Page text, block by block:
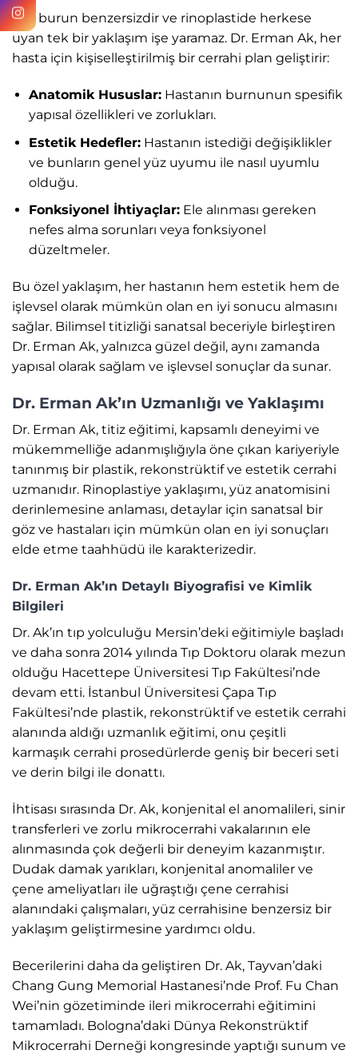
Her burun benzersizdir ve rinoplastide herkese
uyan tek bir yaklaşım işe yaramaz. Dr. Erman Ak, her
hasta için kişiselleştirilmiş bir cerrahi plan geliştirir:
Anatomik Hususlar:Hastanın burnunun spesifik
yapısal özellikleri ve zorlukları.
Estetik Hedefler:Hastanın istediği değişiklikler
ve bunların genel yüz uyumu ile nasıl uyumlu
olduğu.
Fonksiyonel İhtiyaçlar:Ele alınması gereken
nefes alma sorunları veya fonksiyonel
düzeltmeler.
Bu özel yaklaşım, her hastanın hem estetik hem de
işlevsel olarak mümkün olan en iyi sonucu almasını
sağlar. Bilimsel titizliği sanatsal beceriyle birleştiren
Dr. Erman Ak, yalnızca güzel değil, aynı zamanda
yapısal olarak sağlam ve işlevsel sonuçlar da sunar.
Dr. Erman Ak’ın Uzmanlığı ve Yaklaşımı
Dr. Erman Ak, titiz eğitimi, kapsamlı deneyimi ve
mükemmelliğe adanmışlığıyla öne çıkan kariyeriyle
tanınmış bir plastik, rekonstrüktif ve estetik cerrahi
uzmanıdır. Rinoplastiye yaklaşımı, yüz anatomisini
derinlemesine anlaması, detaylar için sanatsal bir
göz ve hastaları için mümkün olan en iyi sonuçları
elde etme taahhüdü ile karakterizedir.
Dr. Erman Ak’ın Detaylı Biyografisi ve Kimlik
Bilgileri
Dr. Ak’ın tıp yolculuğu Mersin’deki eğitimiyle başladı
ve daha sonra 2014 yılında Tıp Doktoru olarak mezun
olduğu Hacettepe Üniversitesi Tıp Fakültesi’nde
devam etti. İstanbul Üniversitesi Çapa Tıp
Fakültesi’nde plastik, rekonstrüktif ve estetik cerrahi
alanında aldığı uzmanlık eğitimi, onu çeşitli
karmaşık cerrahi prosedürlerde geniş bir beceri seti
ve derin bilgi ile donattı.
İhtisası sırasında Dr. Ak, konjenital el anomalileri, sinir
transferleri ve zorlu mikrocerrahi vakalarının ele
alınmasında çok değerli bir deneyim kazanmıştır.
Dudak damak yarıkları, konjenital anomaliler ve
çene ameliyatları ile uğraştığı çene cerrahisi
alanındaki çalışmaları, yüz cerrahisine benzersiz bir
yaklaşım geliştirmesine yardımcı oldu.
Becerilerini daha da geliştiren Dr. Ak, Tayvan’daki
Chang Gung Memorial Hastanesi’nde Prof. Fu Chan
Wei’nin gözetiminde ileri mikrocerrahi eğitimini
tamamladı. Bologna’daki Dünya Rekonstrüktif
Mikrocerrahi Derneği kongresinde yaptığı sunum ve